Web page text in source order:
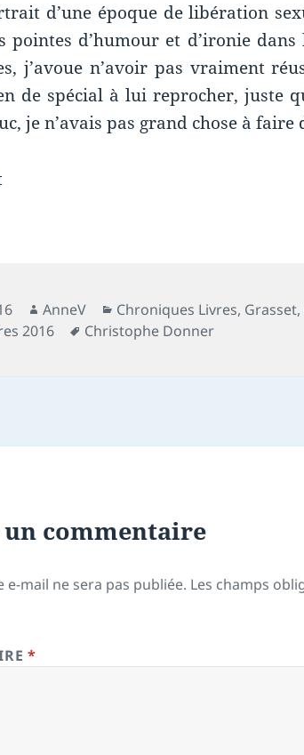
d’une époque de libération
pointes d’humour et d’ironie
j’avoue n’avoir pas vraiment
de spécial à lui reprocher, juste
je n’avais pas grand chose à faire
Auteur
AnneV Catégories
Chroniques Livres, Grasset,
2016
Mots-
Christophe Donner
commentaire
e-mail ne sera pas publiée. Les champs
*